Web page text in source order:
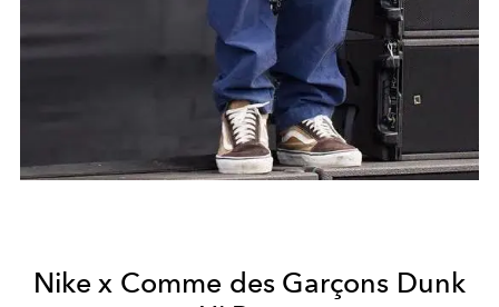
Nike x Comme des Garçons Dunk